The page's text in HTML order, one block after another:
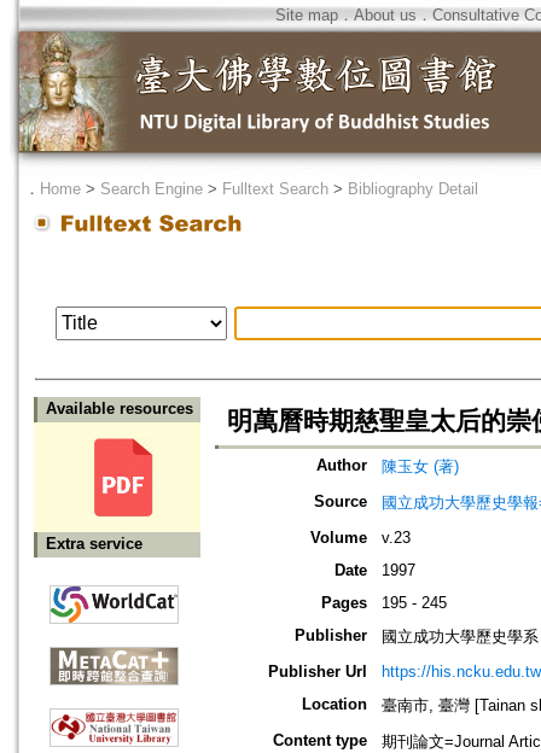
Site map．About us ． Consultative
． Home > Search Engine > Fulltext Search > Bibliography Detail
Available resources
Extra service
明萬曆時期慈聖皇太后的
Author
陳玉女 (著)
Source
國立成功大學歷史學
Volume
v.23
Date
1997
Pages
195 - 245
Publisher
國立成功大學歷史學系
Publisher Url
https://
Location
臺南市, 臺灣 [Tainan
Content type
期刊論文=Journal